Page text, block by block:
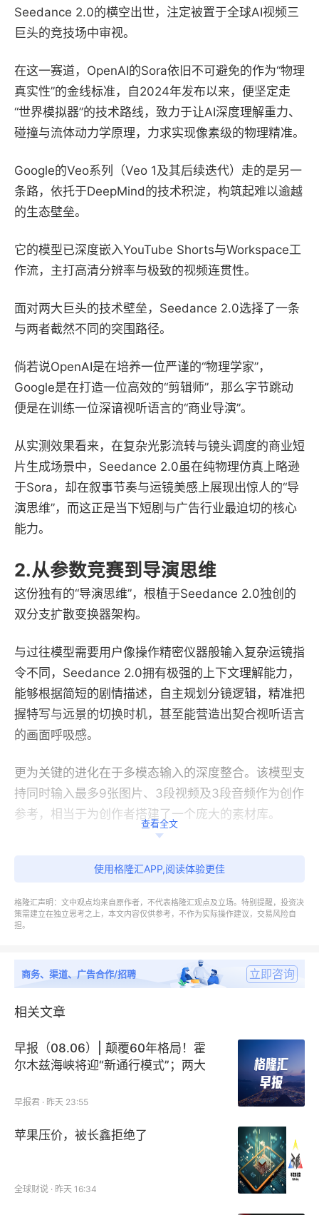
Seedance 2.0的横空出世，注定被置于全球AI视频三
巨头的竞技场中审视。
在这一赛道，OpenAI的Sora依旧不可避免的作为“物理
真实性”的金线标准，自2024年发布以来，便坚定走
“世界模拟器”的技术路线，致力于让AI深度理解重力、
碰撞与流体动力学原理，力求实现像素级的物理精准。
Google的Veo系列（Veo 1及其后续迭代）走的是另一
条路，依托于DeepMind的技术积淀，构筑起难以逾越
的生态壁垒。
它的模型已深度嵌入YouTube Shorts与Workspace工
作流，主打高清分辨率与极致的视频连贯性。
面对两大巨头的技术壁垒，Seedance 2.0选择了一条
与两者截然不同的突围路径。
倘若说OpenAI是在培养一位严谨的“物理学家”，
Google是在打造一位高效的“剪辑师”，那么字节跳动
便是在训练一位深谙视听语言的“商业导演”。
从实测效果看来，在复杂光影流转与镜头调度的商业短
片生成场景中，Seedance 2.0虽在纯物理仿真上略逊
于Sora，却在叙事节奏与运镜美感上展现出惊人的“导
演思维”，而这正是当下短剧与广告行业最迫切的核心
能力。
2.从参数竞赛到导演思维
这份独有的“导演思维”，根植于Seedance 2.0独创的
双分支扩散变换器架构。
与过往模型需要用户像操作精密仪器般输入复杂运镜指
令不同，Seedance 2.0拥有极强的上下文理解能力，
能够根据简短的剧情描述，自主规划分镜逻辑，精准把
握特写与远景的切换时机，甚至能营造出契合视听语言
的画面呼吸感。
更为关键的进化在于多模态输入的深度整合。该模型支
持同时输入最多9张图片、3段视频及3段音频作为创作
参考，相当于为创作者搭建了一个庞大的素材库。
克了传统模型“默片”或“音画分离”的行业顽疾，不仅能
效，也能与画面动态达成物理与听觉的高度统一。
化特征。
2月10日A股开盘后，与字节跳动在短剧出海领域存在
单日涨幅达20.01%，成交额突破95亿元。
不过市场并未出现普涨行情，投资者开始更理性地关注
企业与该技术落地的实际关联度。
这一现象也折射出市场对AI“概念股”的脱敏——在
OpenAI与Google仍牢牢占据基础模型高地的背景下，
应用层的技术突围能否持续创造价值，仍需市场表现具
查看全文
使用格隆汇APP,阅读体验更佳
格隆汇声明：文中观点均来自原作者，不代表格隆汇观点及立场。特别提醒，投资决
策需建立在独立思考之上，本文内容仅供参考，不作为实际操作建议，交易风险自
担。
商务、渠道、广告合作/招聘 立即咨询
相关文章
早报（08.06）| 颠覆60年格局！霍
尔木兹海峡将迎“新通行模式”；两大
2250亿美元
早报君 · 昨天 23:55
苹果压价，被长鑫拒绝了
全球财说 · 昨天 16:34